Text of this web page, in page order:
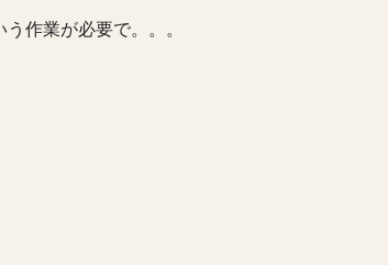
作業が必要で。。。